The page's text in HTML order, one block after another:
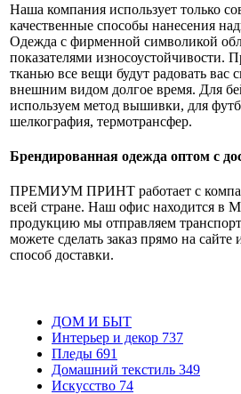
Наша компания использует только
качественные способы нанесения
Одежда с фирменной символикой
показателями износоустойчивости.
тканью все вещи будут радовать вас
внешним видом долгое время. Для
используем метод вышивки, для
шелкография, термотрансфер.
Брендированная одежда оптом с
ПРЕМИУМ ПРИНТ работает с
всей стране. Наш офис находится в
продукцию мы отправляем
можете сделать заказ прямо на
способ доставки.
ДОМ И БЫТ
Интерьер и декор 737
Пледы 691
Домашний текстиль 349
Искусство 74